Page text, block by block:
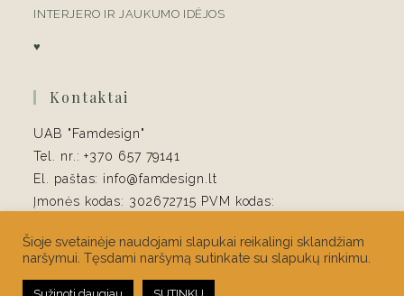
INTERJERO IR JAUKUMO IDĖJOS
♥
Kontaktai
UAB "Famdesign"
Tel. nr.: +370 657 79141
El. paštas: info@famdesign.lt
Įmonės kodas: 302672715 PVM kodas:
Banko duomenys: AB Swedbank
LT847300010128649159
Šioje svetainėje naudojami slapukai reikalingi sklandžiam
naršymui. Tęsdami naršymą sutinkate su slapukų rinkimu.